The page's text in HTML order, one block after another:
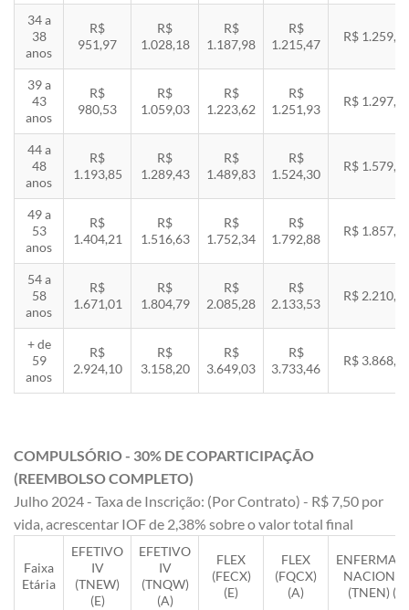
34 a
38
anos
R$
951,97
R$
1.028,18
R$
1.187,98
R$
1.215,47
R$
39 a
43
anos
R$
980,53
R$
1.059,03
R$
1.223,62
R$
1.251,93
R$
44 a
48
anos
R$
1.193,85
R$
1.289,43
R$
1.489,83
R$
1.524,30
R$
49 a
53
anos
R$
1.404,21
R$
1.516,63
R$
1.752,34
R$
1.792,88
R$
54 a
58
anos
R$
1.671,01
R$
1.804,79
R$
2.085,28
R$
2.133,53
R$
+ de
59
anos
R$
2.924,10
R$
3.158,20
R$
3.649,03
R$
3.733,46
R$
COMPULSÓRIO - 30% DE COPARTICIPAÇÃO
(REEMBOLSO COMPLETO)
Julho 2024 - Taxa de Inscrição: (Por Contrato) - R$ 7,50 por
vida, acrescentar IOF de 2,38% sobre o valor total final
Faixa
Etária
EFETIVO
IV
(TNEW)
(E)
EFETIVO
IV
(TNQW)
(A)
FLEX
(FECX)
(E)
FLEX
(FQCX)
(A)
(TNEN) (E)